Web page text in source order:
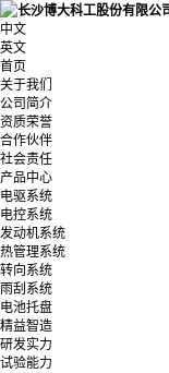
中文
英文
首页
关于我们
公司简介
资质荣誉
合作伙伴
社会责任
产品中心
电驱系统
电控系统
发动机系统
热管理系统
转向系统
雨刮系统
电池托盘
精益智造
研发实力
试验能力